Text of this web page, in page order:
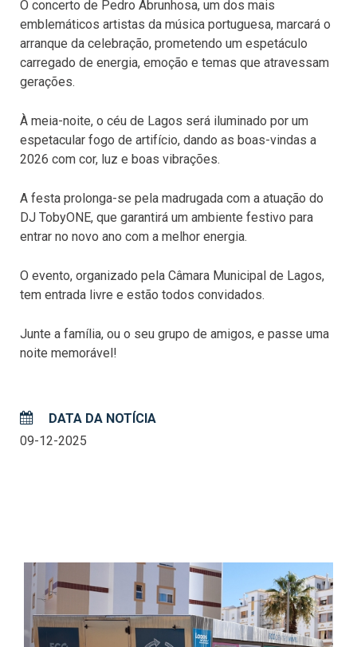
O concerto de Pedro Abrunhosa, um dos mais
emblemáticos artistas da música portuguesa, marcará o
arranque da celebração, prometendo um espetáculo
carregado de energia, emoção e temas que atravessam
gerações.
À meia-noite, o céu de Lagos será iluminado por um
espetacular fogo de artifício, dando as boas-vindas a
2026 com cor, luz e boas vibrações.
A festa prolonga-se pela madrugada com a atuação do
DJ TobyONE, que garantirá um ambiente festivo para
entrar no novo ano com a melhor energia.
O evento, organizado pela Câmara Municipal de Lagos,
tem entrada livre e estão todos convidados.
Junte a família, ou o seu grupo de amigos, e passe uma
noite memorável!
DATA DA NOTÍCIA
09-12-2025